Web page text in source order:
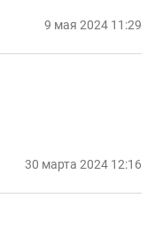
9 мая 2024 11:29
30 марта 2024 12:16